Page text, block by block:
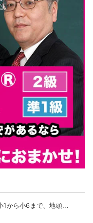
1から小6まで、地頭...